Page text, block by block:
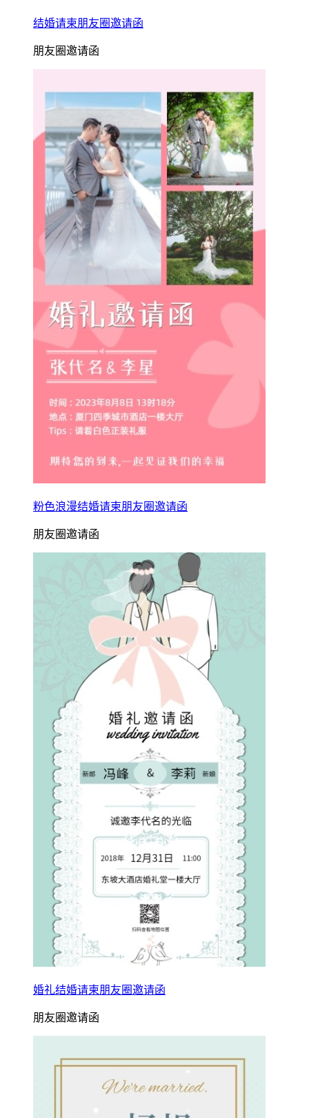
结婚请柬朋友圈邀请函
朋友圈邀请函
粉色浪漫结婚请柬朋友圈邀请函
朋友圈邀请函
婚礼结婚请柬朋友圈邀请函
朋友圈邀请函